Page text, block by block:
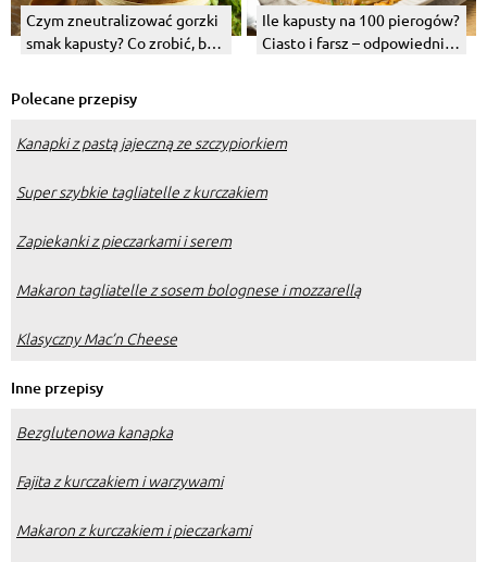
Czym zneutralizować gorzki
smak kapusty? Co zrobić, by
Ile kapusty na 100 pierogów?
Ciasto i farsz – odpowiednie
Polecane przepisy
Kanapki z pastą jajeczną ze szczypiorkiem
Super szybkie tagliatelle z kurczakiem
Zapiekanki z pieczarkami i serem
Makaron tagliatelle z sosem bolognese i mozzarellą
Klasyczny Mac’n Cheese
Inne przepisy
Bezglutenowa kanapka
Fajita z kurczakiem i warzywami
Makaron z kurczakiem i pieczarkami